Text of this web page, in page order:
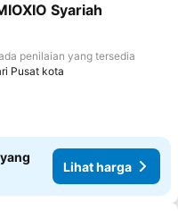
ke favorit
Syariah
penilaian yang tersedia
Pusat kota
Lihat harga